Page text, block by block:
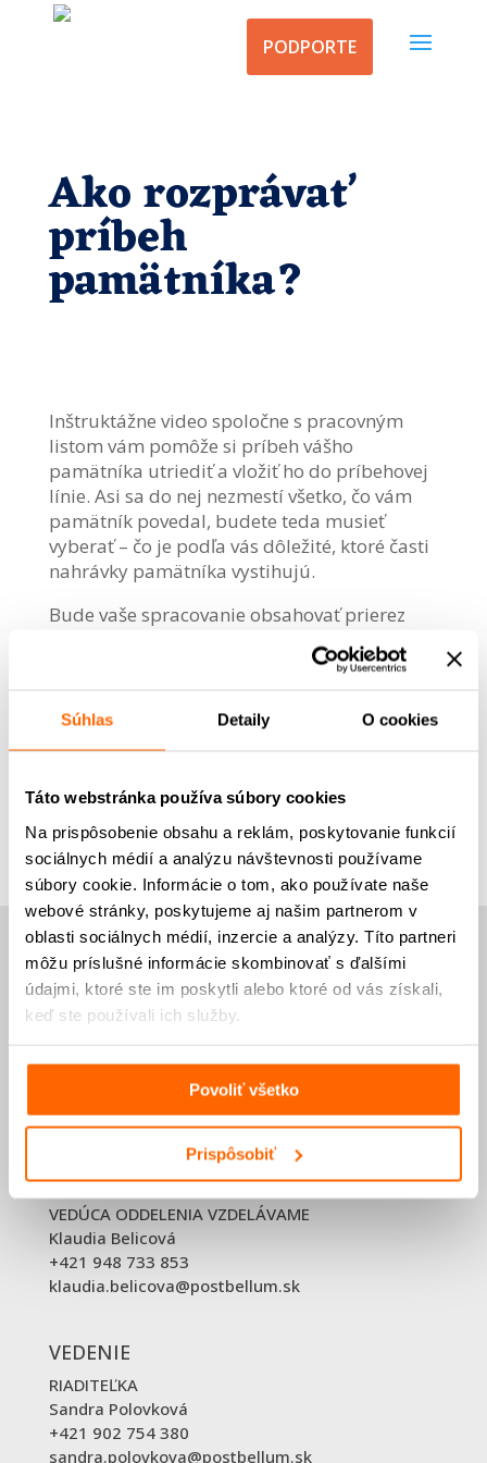
Súhlas Detaily O cookies
Táto webstránka používa súbory cookies
Na prispôsobenie obsahu a reklám, poskytovanie funkcií
sociálnych médií a analýzu návštevnosti používame
súbory cookie. Informácie o tom, ako používate naše
webové stránky, poskytujeme aj našim partnerom v
oblasti sociálnych médií, inzercie a analýzy. Títo partneri
môžu príslušné informácie skombinovať s ďalšími
údajmi, ktoré ste im poskytli alebo ktoré od vás získali,
keď ste používali ich služby.
Povoliť všetko
Prispôsobiť
PODPORTE
Ako rozprávať
príbeh
pamätníka?
Inštruktážne video spoločne s pracovným
listom vám pomôže si príbeh vášho
pamätníka utriediť a vložiť ho do príbehovej
línie. Asi sa do nej nezmestí všetko, čo vám
pamätník povedal, budete teda musieť
vyberať – čo je podľa vás dôležité, ktoré časti
nahrávky pamätníka vystihujú.
Bude vaše spracovanie obsahovať prierez
pamätníkovým životom, alebo niektorú
POST BELLUM SK
Klincová 35,
821 08 Bratislava
DIČ: 2120082569
občianske združenie
VVS/1-900/90-37999, dňa 1. 8. 2011
KONTAKTY
VEDÚCA ODDELENIA VZDELÁVAME
Klaudia Belicová
+421 948 733 853
klaudia.belicova@postbellum.sk
VEDENIE
RIADITEĽKA
Sandra Polovková
+421 902 754 380
sandra.polovkova@postbellum.sk